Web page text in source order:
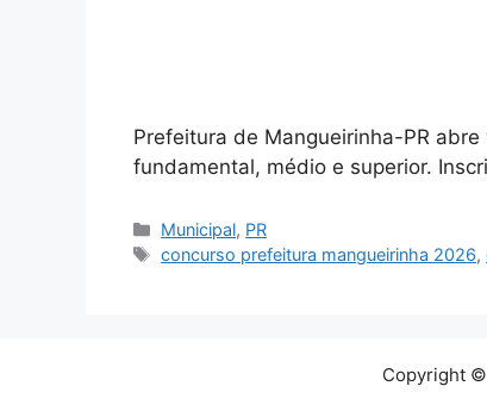
Prefeitura de Mangueirinha-PR
fundamental, médio e superior.
Categorias
Municipal, PR
Tags
concurso prefeitura mangueirinha 2026,
Copyright ©